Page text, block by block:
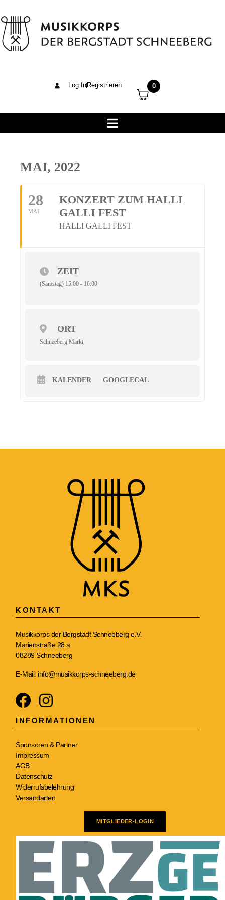
Log InRegistrieren 0
MAI, 2022
28
MAI
KONZERT ZUM HALLI
GALLI FEST
HALLI GALLI FEST
ZEIT
(Samstag) 15:00 - 16:00
ORT
Schneeberg Markt
KALENDER GOOGLECAL
KONTAKT
Musikkorps der Bergstadt Schneeberg e.V.
Marienstraße 28 a
08289 Schneeberg
E-Mail: info@musikkorps-schneeberg.de
INFORMATIONEN
Sponsoren & Partner
Impressum
AGB
Datenschutz
Widerrufsbelehrung
Versandarten
MITGLIEDER-LOGIN